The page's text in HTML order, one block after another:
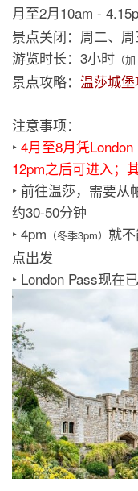
月至2月10am -
景点关闭：周二、周
游览时长：3小时 （
景点攻略： 温莎城
注意事项：
‣ 4月至8月凭London
12pm之后可进入；
‣ 前往温莎，需要从
约30-50分钟
‣ 4pm （冬季3pm） 就
点出发
‣ London Pass现在